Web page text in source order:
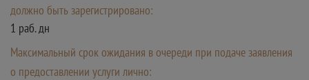
должно быть зарегистрировано:
1 раб. дн
Максимальный срок ожидания в очереди при подаче заявления
о предоставлении услуги лично: